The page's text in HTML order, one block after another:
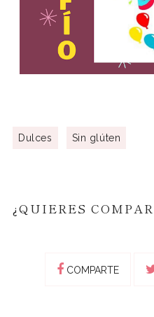
Dulces Sin glúten
¿QUIERES
COMPARTE